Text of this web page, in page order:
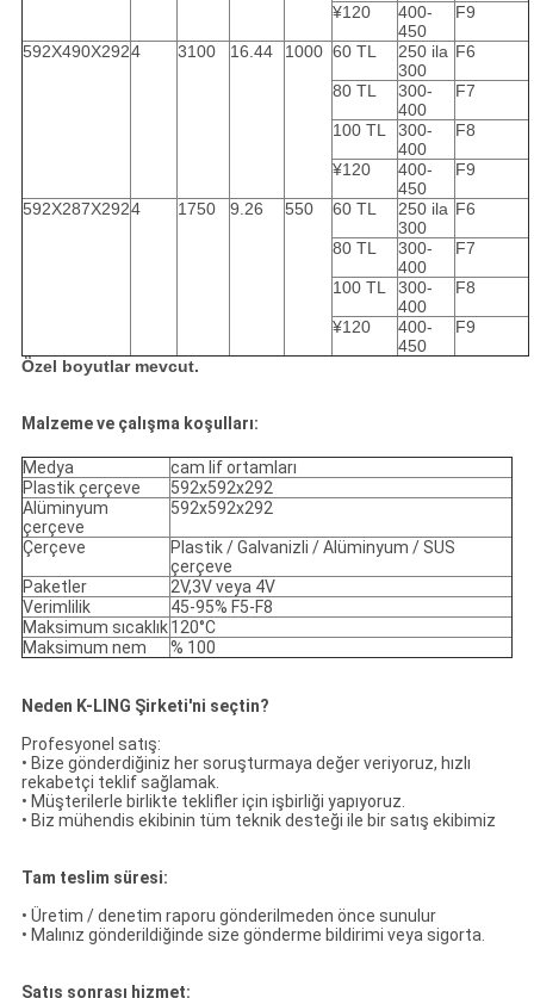
¥120
400-
450
F9
592X490X2924 3100 16.44 1000 60 TL
250 ila
300
F6
80 TL
300-
400
F7
100 TL
300-
400
F8
¥120
400-
450
F9
592X287X2924 1750 9.26 550 60 TL
250 ila
300
F6
80 TL
300-
400
F7
100 TL
300-
400
F8
¥120
400-
450
F9
Özel boyutlar mevcut.
Malzeme ve çalışma koşulları:
Medya
cam lif ortamları
Plastik çerçeve
592x592x292
Alüminyum
çerçeve
592x592x292
Çerçeve
Plastik / Galvanizli / Alüminyum / SUS
çerçeve
Paketler
2V,3V veya 4V
Verimlilik
45-95% F5-F8
Maksimum sıcaklık120°C
Maksimum nem
% 100
Neden K-LING Şirketi'ni seçtin?
Profesyonel satış:
• Bize gönderdiğiniz her soruşturmaya değer veriyoruz, hızlı
rekabetçi teklif sağlamak.
• Müşterilerle birlikte teklifler için işbirliği yapıyoruz.
• Biz mühendis ekibinin tüm teknik desteği ile bir satış ekibimiz
Tam teslim süresi:
• Üretim / denetim raporu gönderilmeden önce sunulur
• Malınız gönderildiğinde size gönderme bildirimi veya sigorta.
Satış sonrası hizmet: